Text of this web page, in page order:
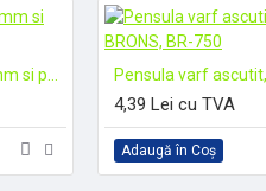
4,39 Lei cu TVA
Adaugă în Coş